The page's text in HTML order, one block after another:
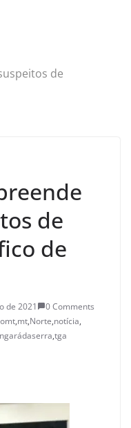
de
de
de
de 2021
0 Comments
,mt,Norte,notícia,
,tga